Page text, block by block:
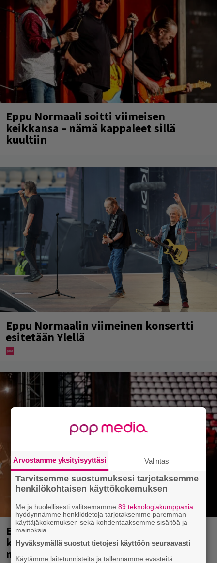
Eppu Normaali soitti viimeisen
keikkansa – nämä kappaleet sillä
kuultiin
Eppu Normaalin viimeinen konsertti
esitetään Ylellä
Eppu Normaali soitti viimeisen
konserttinsa koskaan – Yle Areenassa
nyt dokumentti bändistä
Arvostamme yksityisyyttäsi Valintasi
Tarvitsemme suostumuksesi tarjotaksemme
henkilökohtaisen käyttökokemuksen
Me ja huolellisesti valitsemamme89 teknologiakumppania
hyödynnämme henkilötietoja tarjotaksemme paremman
käyttäjäkokemuksen sekä kohdentaaksemme sisältöä ja
mainoksia.
Hyväksymällä suostut tietojesi käyttöön seuraavasti
Käytämme laitetunnisteita ja tallennamme evästeitä